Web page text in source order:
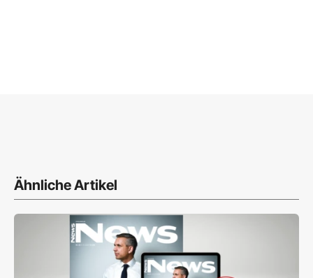
Ähnliche Artikel